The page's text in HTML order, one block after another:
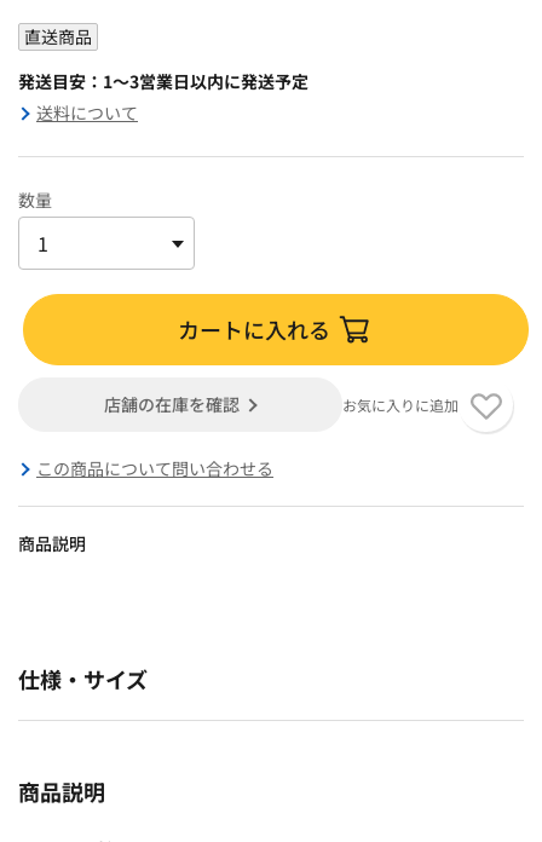
直送商品
発送目安：1～3営業日以内に発送予定
送料について
数量
カートに入れる
店舗の在庫を確認 お気に入りに追加
この商品について問い合わせる
商品説明
仕様・サイズ
商品説明